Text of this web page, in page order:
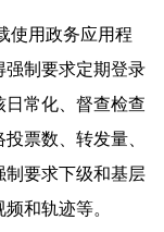
用政务应用程
强制要求定期登录
常化、督查检查
票数、转发量、
制要求下级和基层
和轨迹等。